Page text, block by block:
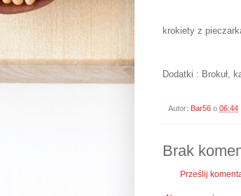
krokiety z
Dodatki : Brokuł,
Autor: Bar56 o 06:44
Brak
Prześlij